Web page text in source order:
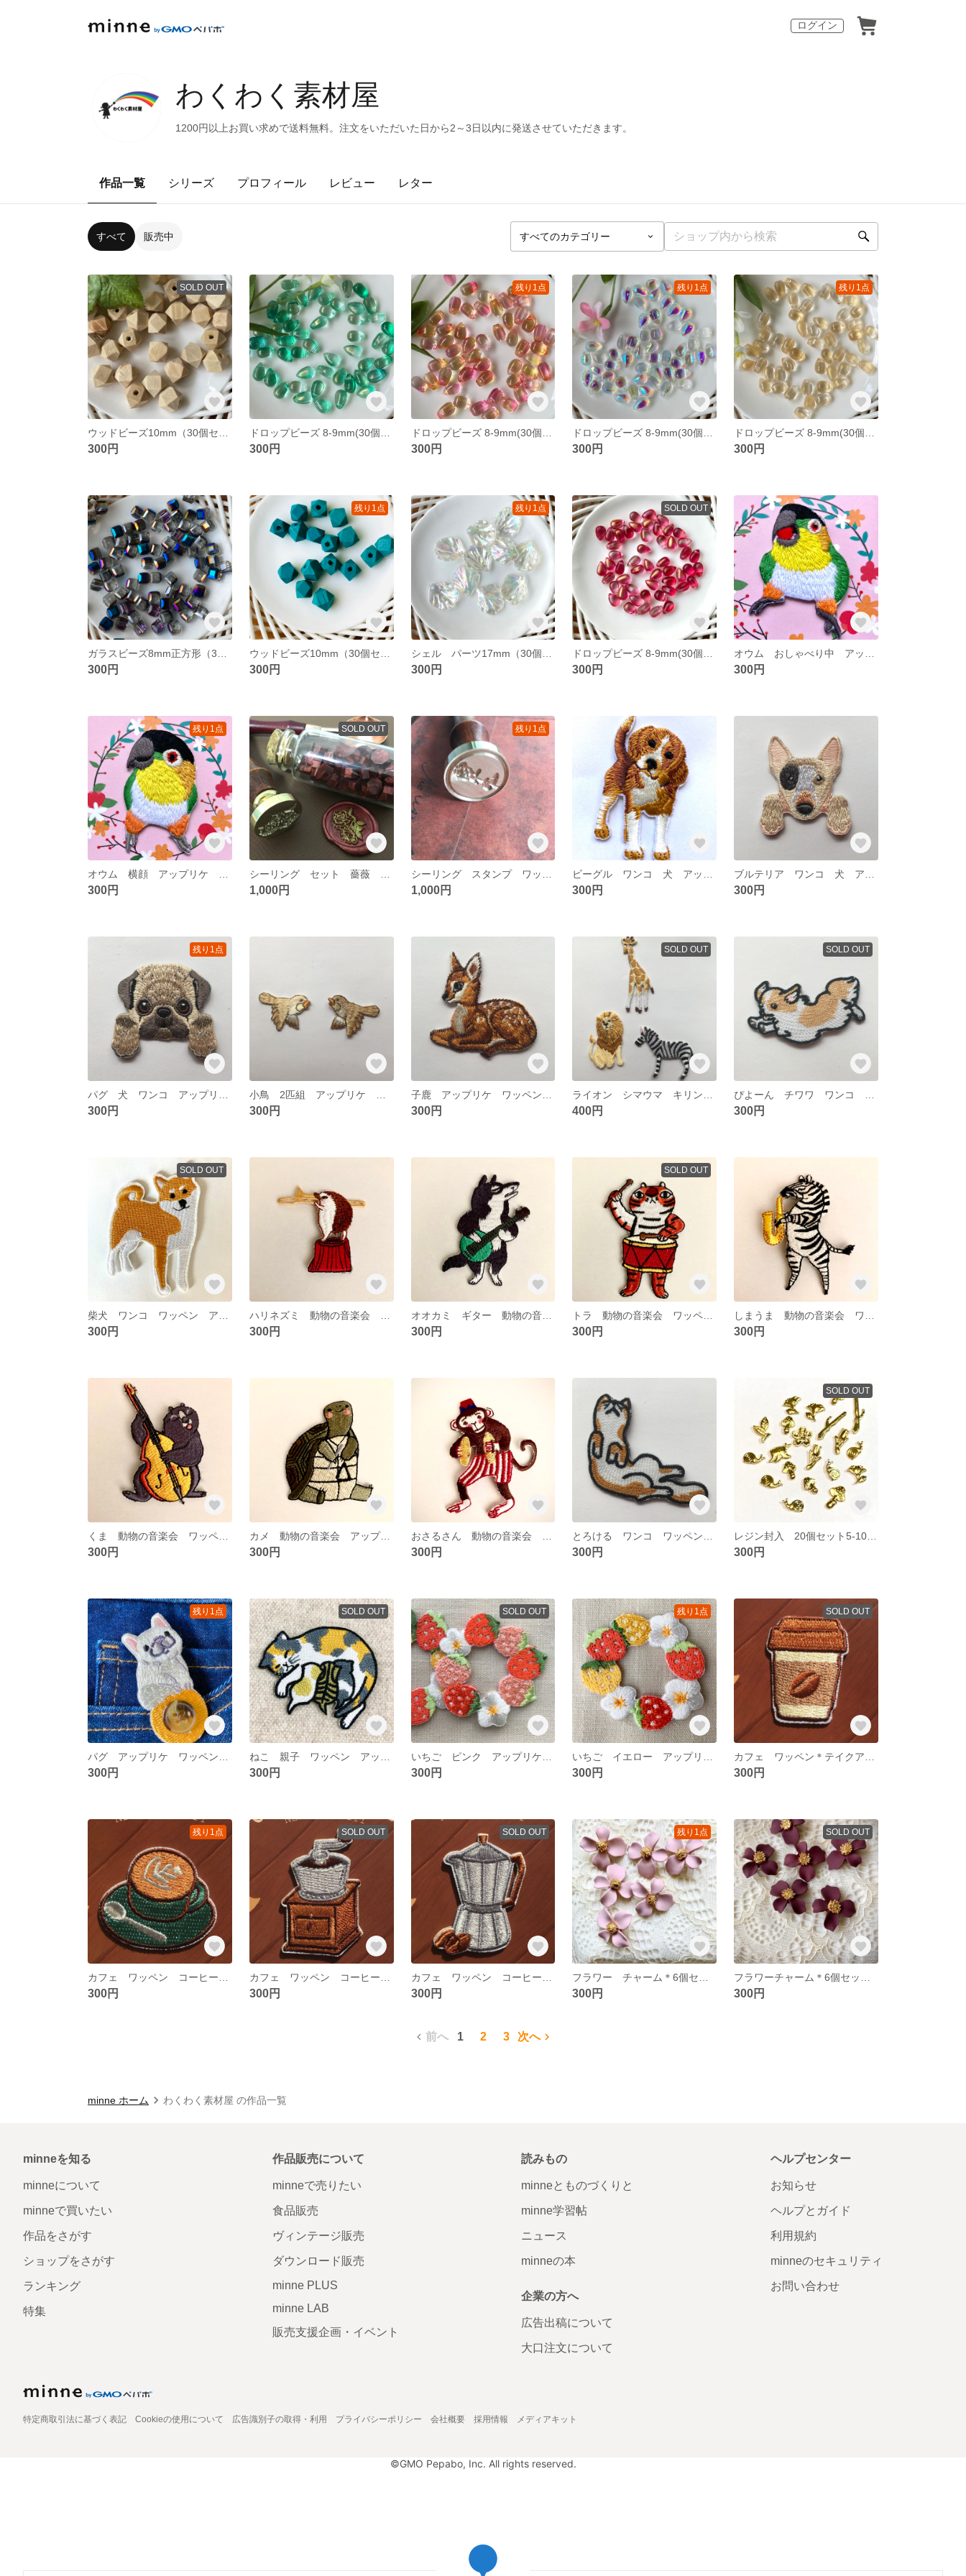
ログイン
わくわく素材屋
1200円以上お買い求めで送料無料。注文をいただいた日から2～3日以内に発送させていただきます。
作品一覧 シリーズ プロフィール レビュー レター
すべて 販売中
SOLD OUT
300円 300円
残り1点
300円
残り1点
300円
残り1点
300円
300円
残り1点
300円
残り1点
300円
SOLD OUT
300円 300円
残り1点
300円
SOLD OUT
1,000円
残り1点
1,000円 300円 300円
残り1点
300円 300円 300円
SOLD OUT
400円
SOLD OUT
300円
SOLD OUT
300円 300円
オオカミ ギター 動物の音楽会 ワッペン アップリケ
300円
SOLD OUT
300円 300円
300円
カメ 動物の音楽会 アップリケ ワッペン
300円 300円 300円
SOLD OUT
300円
残り1点
300円
SOLD OUT
300円
SOLD OUT
300円
残り1点
300円
SOLD OUT
300円
残り1点
300円
SOLD OUT
300円
SOLD OUT
300円
残り1点
300円
SOLD OUT
300円
前へ 1 2 3 次へ
minne ホーム わくわく素材屋 の作品一覧
minneを知る
minneについて
minneで買いたい
作品をさがす
ショップをさがす
ランキング
特集
作品販売について
minneで売りたい
食品販売
ヴィンテージ販売
ダウンロード販売
minne PLUS
minne LAB
販売支援企画・イベント
読みもの
minneとものづくりと
minne学習帖
ニュース
minneの本
企業の方へ
広告出稿について
大口注文について
ヘルプセンター
お知らせ
ヘルプとガイド
利用規約
minneのセキュリティ
お問い合わせ
特定商取引法に基づく表記 Cookieの使用について 広告識別子の取得・利用 プライバシーポリシー 会社概要 採用情報 メディアキット
©GMO Pepabo, Inc. All rights reserved.